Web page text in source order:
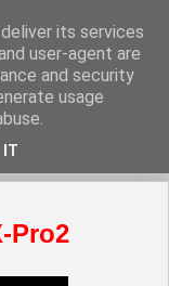
Pro2
its services
user-agent are
and security
usage
IT